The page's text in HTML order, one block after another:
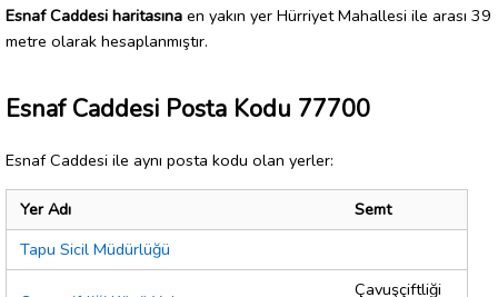
Esnaf Caddesi haritasına en yakın yer Hürriyet Mahallesi ile arası 39
metre olarak hesaplanmıştır.
Esnaf Caddesi Posta Kodu 77700
Esnaf Caddesi ile aynı posta kodu olan yerler:
Yer Adı
Semt
Tapu Sicil Müdürlüğü
Çavuşçiftliği